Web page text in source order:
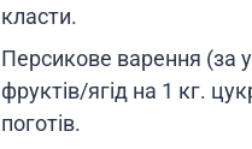
класти.
Персикове варення (за
фруктів/ягід на 1 кг.
поготів.